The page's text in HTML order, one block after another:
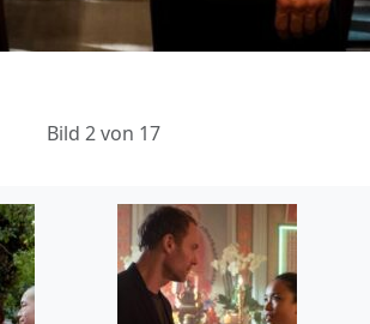
Bild 2 von 17